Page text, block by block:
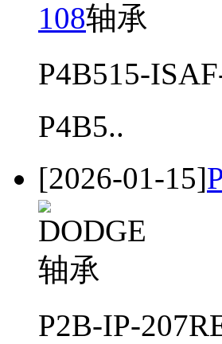
108
P4B515-
P4B5..
[2026-01-15]
P2B-IP-